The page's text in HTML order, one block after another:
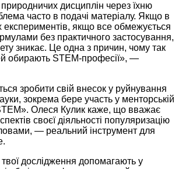
природничих дисциплін через їхню
часто в подачі матеріалу. Якщо в
експериментів, якщо все обмежується
без практичного застосування,
зникає. Це одна з причин, чому так
обирають STEM-професії», —
зробити свій внесок у руйнування
зокрема бере участь у менторській
Олеся Кулик каже, що вважає
своєї діяльності популяризацію
— реальний інструмент для
дослідження допомагають у